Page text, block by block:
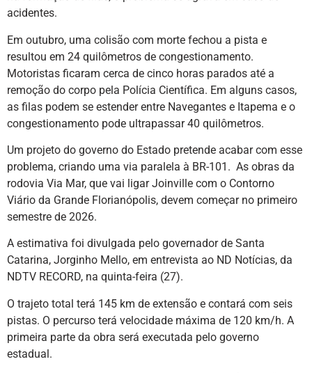
acidentes.
Em outubro, uma colisão com morte fechou a pista e
resultou em 24 quilômetros de congestionamento.
Motoristas ficaram cerca de cinco horas parados até a
remoção do corpo pela Polícia Científica. Em alguns casos,
as filas podem se estender entre Navegantes e Itapema e o
congestionamento pode ultrapassar 40 quilômetros.
Um projeto do governo do Estado pretende acabar com esse
problema, criando uma via paralela à BR-101. As obras da
rodovia Via Mar, que vai ligar Joinville com o Contorno
Viário da Grande Florianópolis, devem começar no primeiro
semestre de 2026.
A estimativa foi divulgada pelo governador de Santa
Catarina, Jorginho Mello, em entrevista ao ND Notícias, da
NDTV RECORD, na quinta-feira (27).
O trajeto total terá 145 km de extensão e contará com seis
pistas. O percurso terá velocidade máxima de 120 km/h. A
primeira parte da obra será executada pelo governo
estadual.